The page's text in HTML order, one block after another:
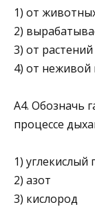
1) от
2)
3) от растений
4) от
А4. Обозначь
про­цессе
1) углекислый
2) азот
3) кислород